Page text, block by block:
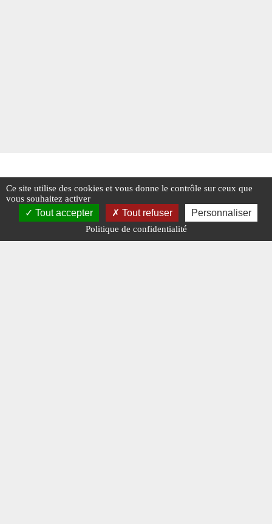
Ce site utilise des cookies et vous donne le contrôle sur ceux que
vous souhaitez activer
Tout accepter Tout refuser Personnaliser
Politique de confidentialité